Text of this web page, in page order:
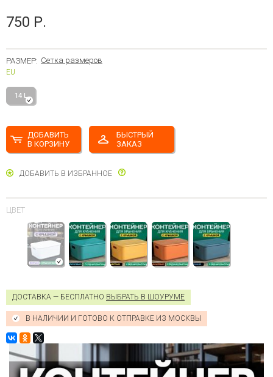
750 Р.
РАЗМЕР: Сетка размеров
EU
14 L
ДОБАВИТЬ
В КОРЗИНУ
БЫСТРЫЙ
ЗАКАЗ
ДОБАВИТЬ В ИЗБРАННОЕ
ЦВЕТ
ДОСТАВКА — БЕСПЛАТНО ВЫБРАТЬ В ШОУРУМЕ
В НАЛИЧИИ И ГОТОВО К ОТПРАВКЕ ИЗ МОСКВЫ